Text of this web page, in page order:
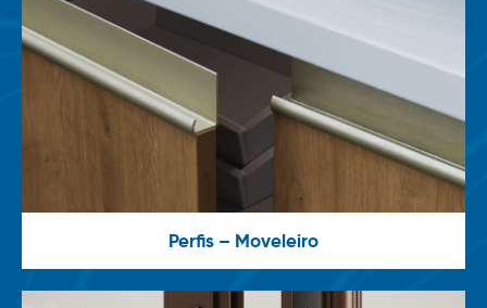
Perfis – Moveleiro